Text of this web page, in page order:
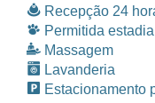
Recepção 24
Permitida
Massagem
Lavanderia
Estacionamento